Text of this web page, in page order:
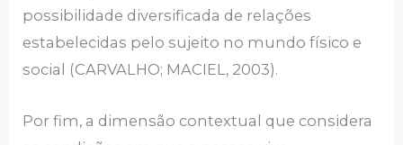
possibilidade diversificada de relações
estabelecidas pelo sujeito no mundo físico e
social (CARVALHO; MACIEL, 2003).
Por fim, a dimensão contextual que considera